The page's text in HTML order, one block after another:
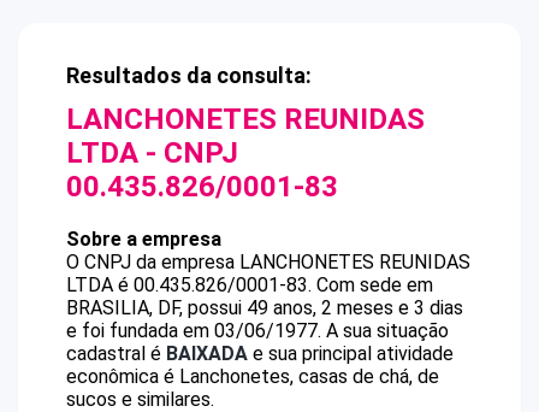
Resultados da consulta:
LANCHONETES REUNIDAS
LTDA - CNPJ
00.435.826/0001-83
Sobre a empresa
O CNPJ da empresa LANCHONETES REUNIDAS
LTDA é 00.435.826/0001-83. Com sede em
BRASILIA, DF, possui 49 anos, 2 meses e 3 dias
e foi fundada em 03/06/1977. A sua situação
cadastral é BAIXADA e sua principal atividade
econômica é Lanchonetes, casas de chá, de
sucos e similares.